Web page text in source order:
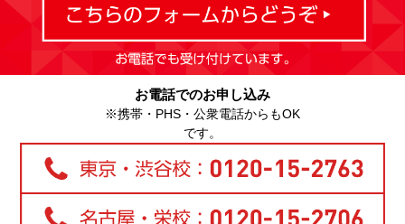
お電話でのお申し込み
※携帯・PHS・公衆電話からもOK
です。